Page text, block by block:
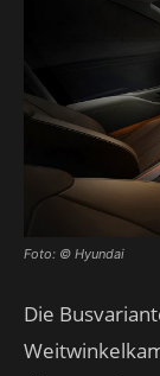
Foto: © Hyundai
Die